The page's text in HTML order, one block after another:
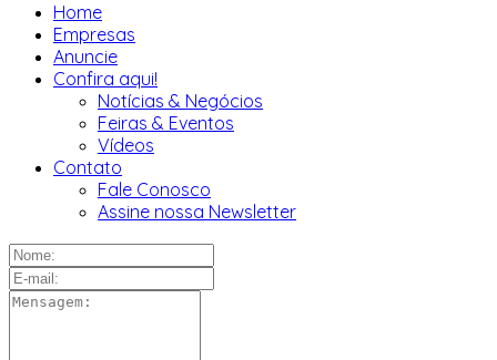
Home
Empresas
Anuncie
Confira aqui!
Notícias & Negócios
Feiras & Eventos
Vídeos
Contato
Fale Conosco
Assine nossa Newsletter